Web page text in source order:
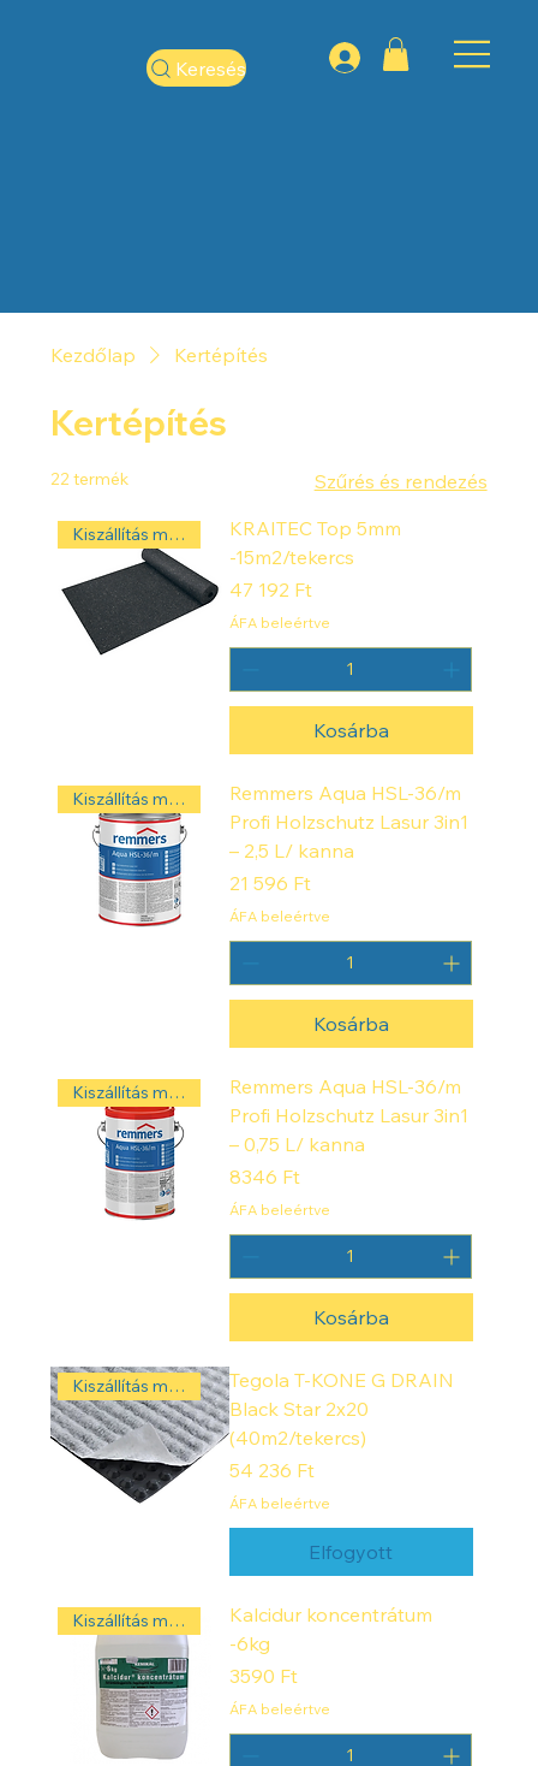
Keresés
Kezdőlap Kertépítés
Kertépítés
22 termék Szűrés és rendezés
Kiszállítás másnap! ‼️
KRAITEC Top 5mm
-15m2/tekercs
Ár
47 192 Ft
ÁFA beleértve
Kosárba
Kiszállítás másnap! ‼️
Remmers Aqua HSL-36/m
Profi Holzschutz Lasur 3in1
– 2,5 L/ kanna
Ár
21 596 Ft
ÁFA beleértve
Kosárba
Kiszállítás másnap! ‼️
Remmers Aqua HSL-36/m
Profi Holzschutz Lasur 3in1
– 0,75 L/ kanna
Ár
8346 Ft
ÁFA beleértve
Kosárba
Kiszállítás másnap! ‼️
Tegola T-KONE G DRAIN
Black Star 2x20
(40m2/tekercs)
Ár
54 236 Ft
ÁFA beleértve
Elfogyott
Kiszállítás másnap! ‼️
Kalcidur koncentrátum
-6kg
Ár
3590 Ft
ÁFA beleértve